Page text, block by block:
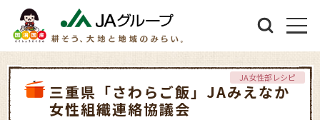
三重県「さわらご飯」JAみえなか
女性組織連絡協議会
JA女性部レシピ